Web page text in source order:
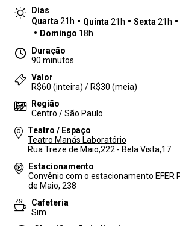
Dias
Quarta 21h Quinta 21h Sexta 21h
Domingo 18h
Duração
90 minutos
Valor
R$60 (inteira) / R$30 (meia)
Região
Centro / São Paulo
Teatro / Espaço
Teatro Manás Laboratório
Rua Treze de Maio,222 - Bela Vista,17
Estacionamento
Convênio com o estacionamento EFER
de Maio, 238
Cafeteria
Sim